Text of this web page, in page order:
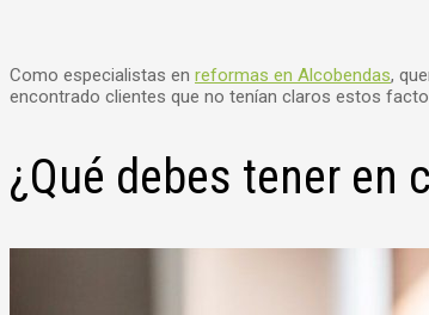
Como especialistas en reformas en Alcobendas,
encontrado clientes que no tenían claros estos
¿Qué debes tener en